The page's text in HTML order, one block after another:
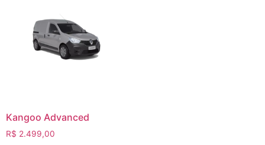
Kangoo Advanced
R$ 2.499,00